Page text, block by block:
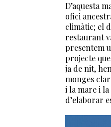
D’aquesta
ofici
climàtic; el
restaurant
presentem
projecte
ja de nit,
monges
i la mare i
d’elaborar